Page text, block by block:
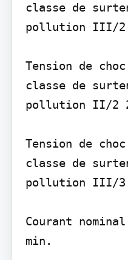
classe de
pollution III/2
Tension de
classe de
pollution II/2
Tension de
classe de
pollution III/3
Courant
min.